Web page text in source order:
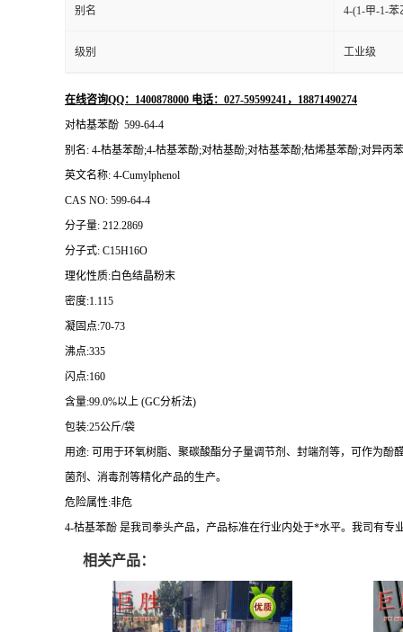
别名 4-(1-甲-1-
级别 工业级
在线咨询QQ：1400878000 电话：027-59599241，18871490274
对枯基苯酚 599-64-4
别名: 4-枯基苯酚;4-枯基苯酚;对枯基酚;对枯基苯酚;枯烯基苯酚;对异丙
英文名称: 4-Cumylphenol
CAS NO: 599-64-4
分子量: 212.2869
分子式: C15H16O
理化性质:白色结晶粉末
密度:1.115
凝固点:70-73
沸点:335
闪点:160
含量:99.0%以上 (GC分析法)
包装:25公斤/袋
用途: 可用于环氧树脂、聚碳酸酯分子量调节剂、封端剂等，可作为
菌剂、消毒剂等精化产品的生产。
危险属性:非危
4-枯基苯酚 是我司拳头产品，产品标准在行业内处于*水平。我司有
相关产品：